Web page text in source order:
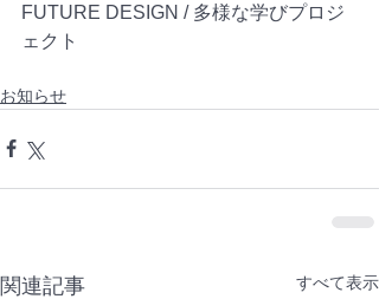
FUTURE DESIGN / 多様な学びプロジ
ェクト
お知らせ
関連記事 すべて表示